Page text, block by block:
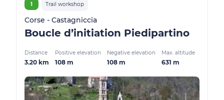
1 Trail workshop
Corse - Castagniccia
Boucle d’initiation Piedipartino
Distance
3.20 km
Positive elevation
108 m
Negative elevation
108 m
Max. altitude
631 m